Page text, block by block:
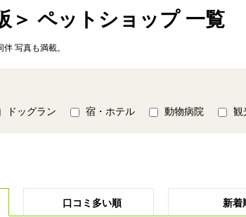
＞ ペットショップ 一覧
写真も満載。
ドッグラン 宿・ホテル 動物病院 観
口コミ多い順 新着